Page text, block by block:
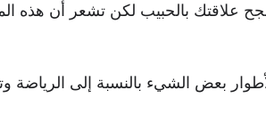
علاقتك بالحبيب لكن تشعر أن هذه
بعض الشيء بالنسبة إلى الرياضة